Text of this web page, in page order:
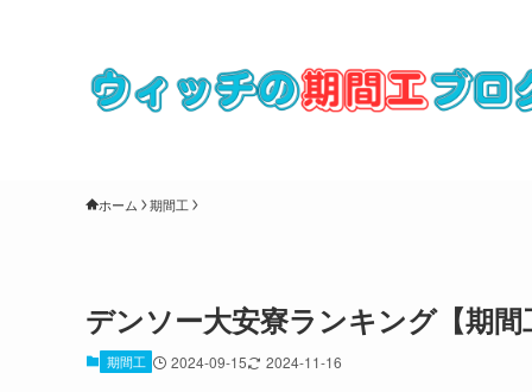
ホーム 期間工
デンソー大安寮ランキング【期
期間工 2024-09-15 2024-11-16